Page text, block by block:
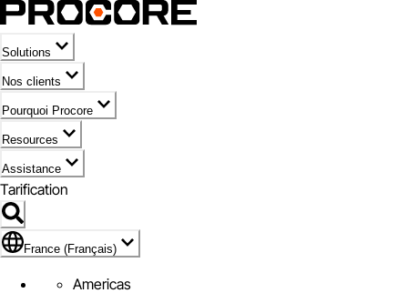
Solutions
Nos clients
Pourquoi Procore
Resources
Assistance
Tarification
Pavillon de France (Français)
France (Français)
Americas